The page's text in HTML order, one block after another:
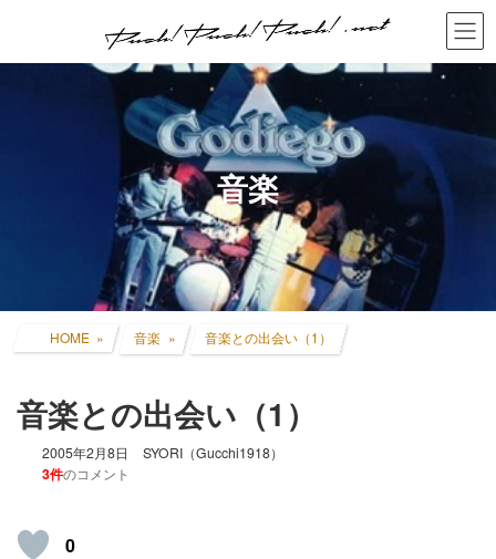
音楽
HOME 音楽 音楽との出会い（1）
音楽との出会い（1）
2005年2月8日 SYORI（Gucchi1918）
3件のコメント
0